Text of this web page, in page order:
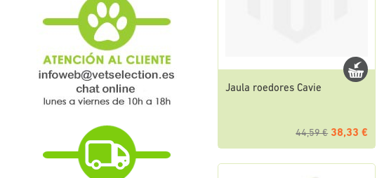
Jaula roedores Cavie
44,59 € 38,33 €